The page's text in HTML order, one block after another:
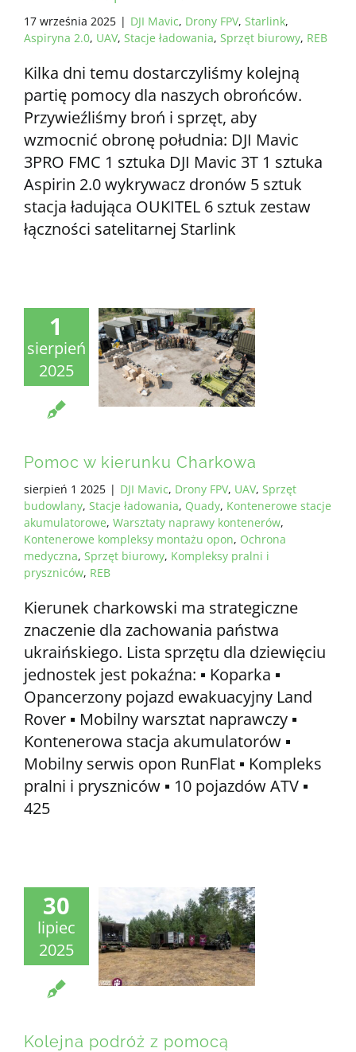
17 września 2025 | DJI Mavic, Drony FPV, Starlink,
Aspiryna 2.0, UAV, Stacje ładowania, Sprzęt biurowy, REB
Kilka dni temu dostarczyliśmy kolejną
partię pomocy dla naszych obrońców.
Przywieźliśmy broń i sprzęt, aby
wzmocnić obronę południa: DJI Mavic
3PRO FMC 1 sztuka DJI Mavic 3T 1 sztuka
Aspirin 2.0 wykrywacz dronów 5 sztuk
stacja ładująca OUKITEL 6 sztuk zestaw
łączności satelitarnej Starlink
1
sierpień
2025
Pomoc w kierunku Charkowa
sierpień 1 2025 | DJI Mavic, Drony FPV, UAV, Sprzęt
budowlany, Stacje ładowania, Quady, Kontenerowe stacje
akumulatorowe, Warsztaty naprawy kontenerów,
Kontenerowe kompleksy montażu opon, Ochrona
medyczna, Sprzęt biurowy, Kompleksy pralni i
pryszniców, REB
Kierunek charkowski ma strategiczne
znaczenie dla zachowania państwa
ukraińskiego. Lista sprzętu dla dziewięciu
jednostek jest pokaźna: ▪️ Koparka ▪️
Opancerzony pojazd ewakuacyjny Land
Rover ▪️ Mobilny warsztat naprawczy ▪️
Kontenerowa stacja akumulatorów ▪️
Mobilny serwis opon RunFlat ▪️ Kompleks
pralni i pryszniców ▪️ 10 pojazdów ATV ▪️
425
30
lipiec
2025
Kolejna podróż z pomocą